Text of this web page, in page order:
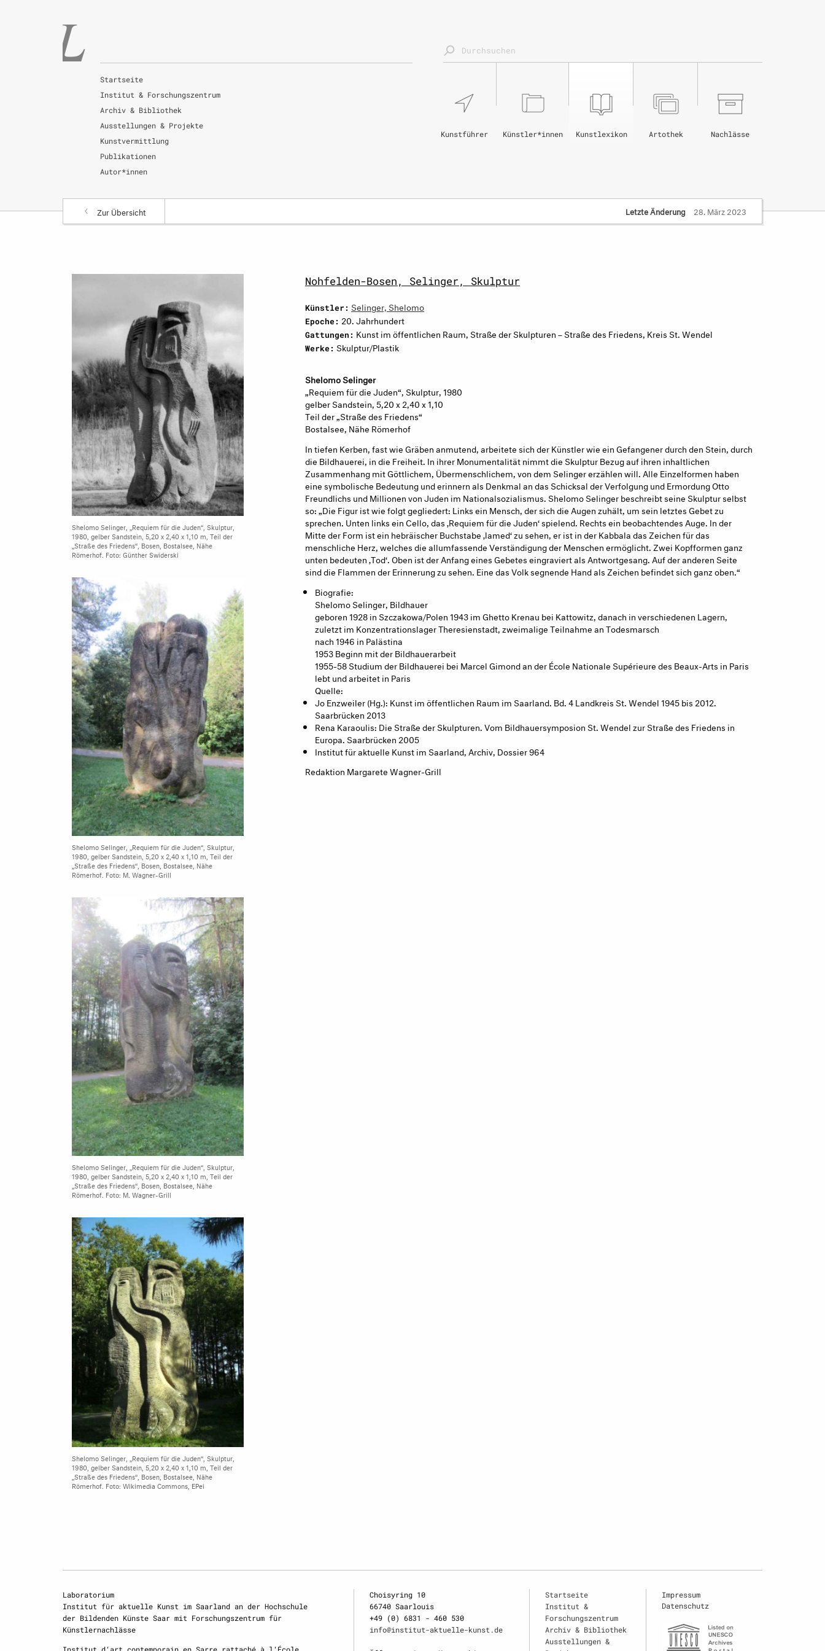
Startseite
Institut & Forschungszentrum
Archiv & Bibliothek
Ausstellungen & Projekte
Kunstvermittlung
Publikationen
Autor*innen
Nachlässe
Artothek
Kunstlexikon
Künstler*innen
Kunstführer
Zur Übersicht Letzte Änderung 28. März 2023
Shelomo Selinger, „Requiem für die Juden“, Skulptur,
1980, gelber Sandstein, 5,20 x 2,40 x 1,10 m, Teil der
„Straße des Friedens“, Bosen, Bostalsee, Nähe
Römerhof. Foto: Günther Swiderski
Shelomo Selinger, „Requiem für die Juden“, Skulptur,
1980, gelber Sandstein, 5,20 x 2,40 x 1,10 m, Teil der
„Straße des Friedens“, Bosen, Bostalsee, Nähe
Römerhof. Foto: M. Wagner-Grill
Shelomo Selinger, „Requiem für die Juden“, Skulptur,
1980, gelber Sandstein, 5,20 x 2,40 x 1,10 m, Teil der
„Straße des Friedens“, Bosen, Bostalsee, Nähe
Römerhof. Foto: M. Wagner-Grill
Shelomo Selinger, „Requiem für die Juden“, Skulptur,
1980, gelber Sandstein, 5,20 x 2,40 x 1,10 m, Teil der
„Straße des Friedens“, Bosen, Bostalsee, Nähe
Römerhof. Foto: Wikimedia Commons, EPei
Nohfelden-Bosen, Selinger, Skulptur
Künstler: Selinger, Shelomo
Epoche: 20. Jahrhundert
Gattungen: Kunst im öffentlichen Raum, Straße der Skulpturen – Straße des Friedens, Kreis St. Wendel
Werke: Skulptur/Plastik
Shelomo Selinger
„Requiem für die Juden“, Skulptur, 1980
gelber Sandstein, 5,20 x 2,40 x 1,10
Teil der „Straße des Friedens“
Bostalsee, Nähe Römerhof
In tiefen Kerben, fast wie Gräben anmutend, arbeitete sich der Künstler wie ein Gefangener durch den Stein, durch
die Bildhauerei, in die Freiheit. In ihrer Monumentalität nimmt die Skulptur Bezug auf ihren inhaltlichen
Zusammenhang mit Göttlichem, Übermenschlichem, von dem Selinger erzählen will. Alle Einzelformen haben
eine symbolische Bedeutung und erinnern als Denkmal an das Schicksal der Verfolgung und Ermordung Otto
Freundlichs und Millionen von Juden im Nationalsozialismus. Shelomo Selinger beschreibt seine Skulptur selbst
so: „Die Figur ist wie folgt gegliedert: Links ein Mensch, der sich die Augen zuhält, um sein letztes Gebet zu
sprechen. Unten links ein Cello, das ‚Requiem für die Juden‘ spielend. Rechts ein beobachtendes Auge. In der
Mitte der Form ist ein hebräischer Buchstabe ‚lamed‘ zu sehen, er ist in der Kabbala das Zeichen für das
menschliche Herz, welches die allumfassende Verständigung der Menschen ermöglicht. Zwei Kopfformen ganz
unten bedeuten ‚Tod‘. Oben ist der Anfang eines Gebetes eingraviert als Antwortgesang. Auf der anderen Seite
sind die Flammen der Erinnerung zu sehen. Eine das Volk segnende Hand als Zeichen befindet sich ganz oben.“
Biografie:
Shelomo Selinger, Bildhauer
geboren 1928 in Szczakowa/Polen 1943 im Ghetto Krenau bei Kattowitz, danach in verschiedenen Lagern,
zuletzt im Konzentrationslager Theresienstadt, zweimalige Teilnahme an Todesmarsch
nach 1946 in Palästina
1953 Beginn mit der Bildhauerarbeit
1955-58 Studium der Bildhauerei bei Marcel Gimond an der École Nationale Supérieure des Beaux-Arts in Paris
lebt und arbeitet in Paris
Quelle:
Jo Enzweiler (Hg.): Kunst im öffentlichen Raum im Saarland. Bd. 4 Landkreis St. Wendel 1945 bis 2012.
Saarbrücken 2013
Rena Karaoulis: Die Straße der Skulpturen. Vom Bildhauersymposion St. Wendel zur Straße des Friedens in
Europa. Saarbrücken 2005
Institut für aktuelle Kunst im Saarland, Archiv, Dossier 964
Redaktion Margarete Wagner-Grill
Laboratorium
Institut für aktuelle Kunst im Saarland an der Hochschule
der Bildenden Künste Saar mit Forschungszentrum für
Künstlernachlässe
Choisyring 10
66740 Saarlouis
+49 (0) 6831 - 460 530
info@institut-aktuelle-kunst.de
Startseite
Institut &
Forschungszentrum
Archiv & Bibliothek
Ausstellungen &
Impressum
Datenschutz